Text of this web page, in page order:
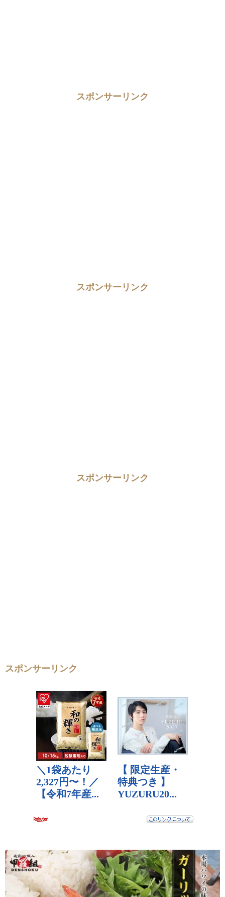
スポンサーリンク
スポンサーリンク
スポンサーリンク
スポンサーリンク